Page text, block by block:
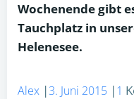
Wochenende gibt
Tauchplatz in
Helenesee.
Alex |3. Juni 2015 |1